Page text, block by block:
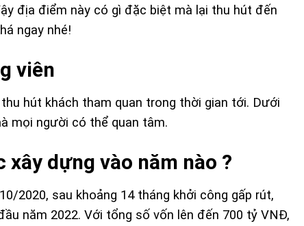
địa điểm này có gì đặc biệt mà lại thu hút đến
ngay nhé!
viên
hút khách tham quan trong thời gian tới. Dưới
mọi người có thể quan tâm.
xây dựng vào năm nào ?
2020, sau khoảng 14 tháng khởi công gấp rút,
năm 2022. Với tổng số vốn lên đến 700 tỷ VNĐ,